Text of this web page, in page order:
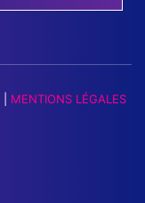
MENTIONS LÉGALES